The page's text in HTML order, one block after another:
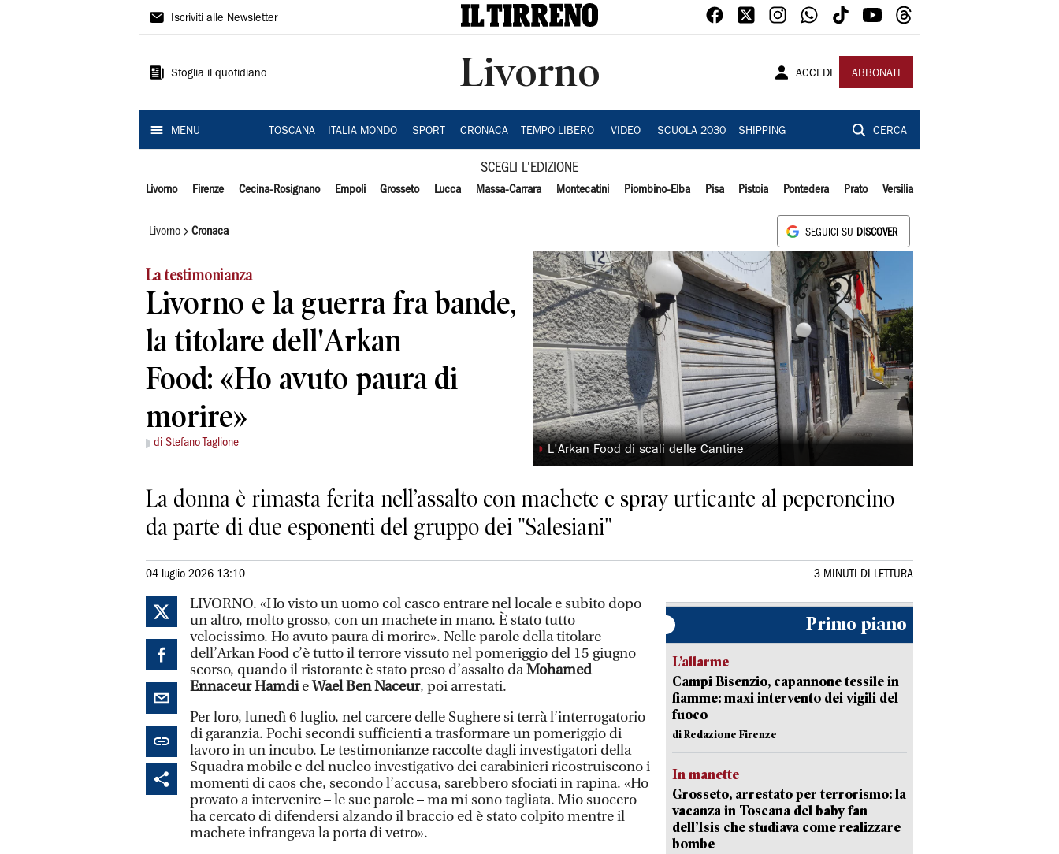
Il
Iscriviti alle Newsletter
Sfoglia il quotidiano Livorno ACCEDI ABBONATI
MENU TOSCANA ITALIA MONDO SPORT CRONACA TEMPO LIBERO VIDEO SCUOLA 2030 SHIPPING CERCA
SCEGLI L'EDIZIONE
Livorno Firenze Cecina-Rosignano Empoli Grosseto Lucca Massa-Carrara Montecatini Piombino-Elba Pisa Pistoia Pontedera Prato Versilia
Livorno Cronaca SEGUICI SU DISCOVER
La testimonianza
Livorno e la guerra fra bande,
la titolare dell'Arkan
Food: «Ho avuto paura di
morire»
di Stefano Taglione
◗ L'Arkan Food di scali delle Cantine
La donna è rimasta ferita nell’assalto con machete e spray urticante al peperoncino
da parte di due esponenti del gruppo dei "Salesiani"
04 luglio 2026 13:10 3 MINUTI DI LETTURA
LIVORNO. «Ho visto un uomo col casco entrare nel locale e subito dopo
un altro, molto grosso, con un machete in mano. È stato tutto
velocissimo. Ho avuto paura di morire». Nelle parole della titolare
dell’Arkan Food c’è tutto il terrore vissuto nel pomeriggio del 15 giugno
scorso, quando il ristorante è stato preso d’assalto daMohamed
Ennaceur HamdieWael Ben Naceur, poi arrestati.
Per loro, lunedì 6 luglio, nel carcere delle Sughere si terrà l’interrogatorio
di garanzia. Pochi secondi sufficienti a trasformare un pomeriggio di
lavoro in un incubo. Le testimonianze raccolte dagli investigatori della
Squadra mobile e del nucleo investigativo dei carabinieri ricostruiscono i
momenti di caos che, secondo l’accusa, sarebbero sfociati in rapina. «Ho
provato a intervenire – le sue parole – ma mi sono tagliata. Mio suocero
ha cercato di difendersi alzando il braccio ed è stato colpito mentre il
machete infrangeva la porta di vetro».
Primo piano
L’allarme
Campi Bisenzio, capannone tessile in
fiamme: maxi intervento dei vigili del
fuoco
di Redazione Firenze
In manette
Grosseto, arrestato per terrorismo: la
vacanza in Toscana del baby fan
dell’Isis che studiava come realizzare
bombe